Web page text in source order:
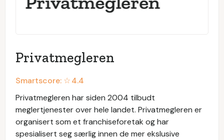
Privatmegleren
Smartscore: ☆4.4
Privatmegleren har siden 2004 tilbudt
meglertjenester over hele landet. Privatmegleren er
organisert som et franchiseforetak og har
spesialisert seg særlig innen de mer ekslusive